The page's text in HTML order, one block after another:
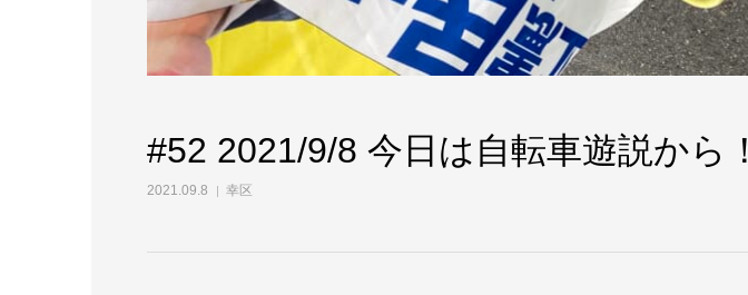
#52 2021/9/8 今日は自転車遊説から！
2021.09.8 幸区